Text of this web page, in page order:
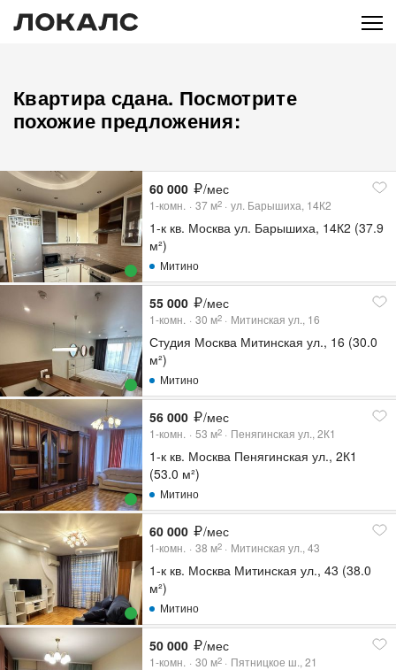
Квартира сдана. Посмотрите
похожие предложения:
60 000 /мес
1-комн. 37 м2 ул. Барышиха, 14К2
1-к кв. Москва ул. Барышиха, 14К2 (37.9
м²)
Митино
55 000 /мес
1-комн. 30 м2 Митинская ул., 16
Студия Москва Митинская ул., 16 (30.0
м²)
Митино
56 000 /мес
1-комн. 53 м2 Пенягинская ул., 2К1
1-к кв. Москва Пенягинская ул., 2К1
(53.0 м²)
Митино
60 000 /мес
1-комн. 38 м2 Митинская ул., 43
1-к кв. Москва Митинская ул., 43 (38.0
м²)
Митино
50 000 /мес
1-комн. 30 м2 Пятницкое ш., 21